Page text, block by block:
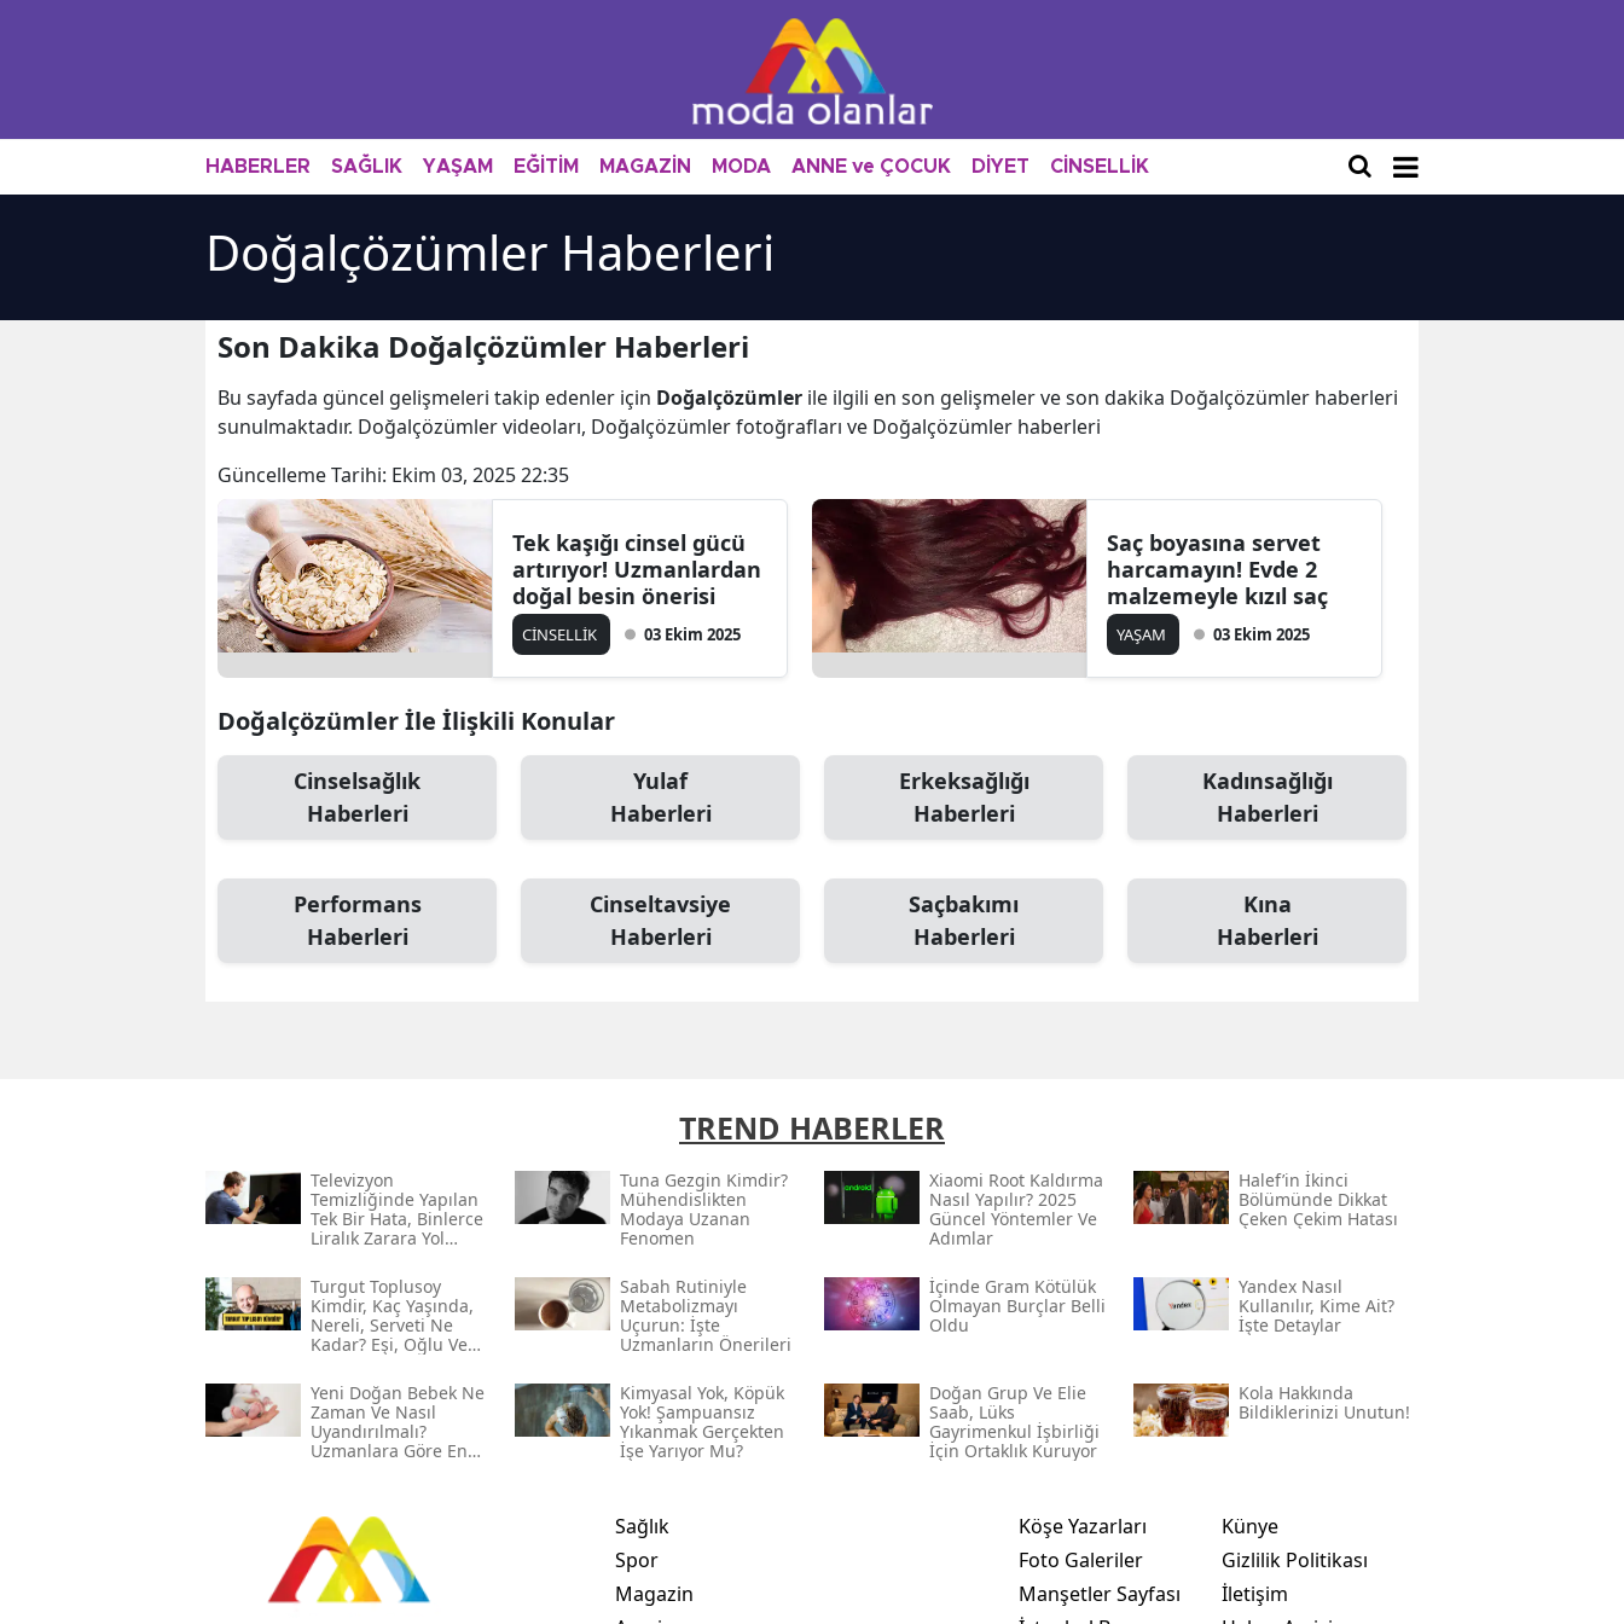
HABERLER SAĞLIK YAŞAM EĞİTİM MAGAZİN MODA ANNE ve ÇOCUK DİYET CİNSELLİK
Doğalçözümler Haberleri
Son Dakika Doğalçözümler Haberleri
Bu sayfada güncel gelişmeleri takip edenler için Doğalçözümler ile ilgili en son gelişmeler ve son dakika Doğalçözümler haberleri
sunulmaktadır. Doğalçözümler videoları, Doğalçözümler fotoğrafları ve Doğalçözümler haberleri
Güncelleme Tarihi: Ekim 03, 2025 22:35
Tek kaşığı cinsel gücü
artırıyor! Uzmanlardan
doğal besin önerisi
CİNSELLİK 03 Ekim 2025
Saç boyasına servet
harcamayın! Evde 2
malzemeyle kızıl saç
YAŞAM 03 Ekim 2025
Doğalçözümler İle İlişkili Konular
Cinselsağlık
Haberleri
Yulaf
Haberleri
Erkeksağlığı
Haberleri
Kadınsağlığı
Haberleri
Performans
Haberleri
Cinseltavsiye
Haberleri
Saçbakımı
Haberleri
Kına
Haberleri
TREND HABERLER
Televizyon
Temizliğinde Yapılan
Tek Bir Hata, Binlerce
Liralık Zarara Yol
Tuna Gezgin Kimdir?
Mühendislikten
Modaya Uzanan
Fenomen
Xiaomi Root Kaldırma
Nasıl Yapılır? 2025
Güncel Yöntemler Ve
Adımlar
Halef’in İkinci
Bölümünde Dikkat
Çeken Çekim Hatası
Turgut Toplusoy
Kimdir, Kaç Yaşında,
Nereli, Serveti Ne
Kadar? Eşi, Oğlu Ve
Sabah Rutiniyle
Metabolizmayı
Uçurun: İşte
Uzmanların Önerileri
İçinde Gram Kötülük
Olmayan Burçlar Belli
Oldu
Yandex Nasıl
Kullanılır, Kime Ait?
İşte Detaylar
Yeni Doğan Bebek Ne
Zaman Ve Nasıl
Uyandırılmalı?
Uzmanlara Göre En
Kimyasal Yok, Köpük
Yok! Şampuansız
Yıkanmak Gerçekten
İşe Yarıyor Mu?
Doğan Grup Ve Elie
Saab, Lüks
Gayrimenkul İşbirliği
İçin Ortaklık Kuruyor
Kola Hakkında
Bildiklerinizi Unutun!
Sağlık
Spor
Magazin
Köşe Yazarları
Foto Galeriler
Manşetler Sayfası
Künye
Gizlilik Politikası
İletişim